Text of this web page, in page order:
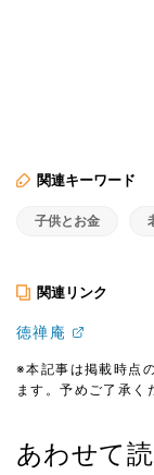
関連キーワード
子供とお金
関連リンク
徳禅庵
※本記事は掲載時点
ます。予めご了承く
あわせて